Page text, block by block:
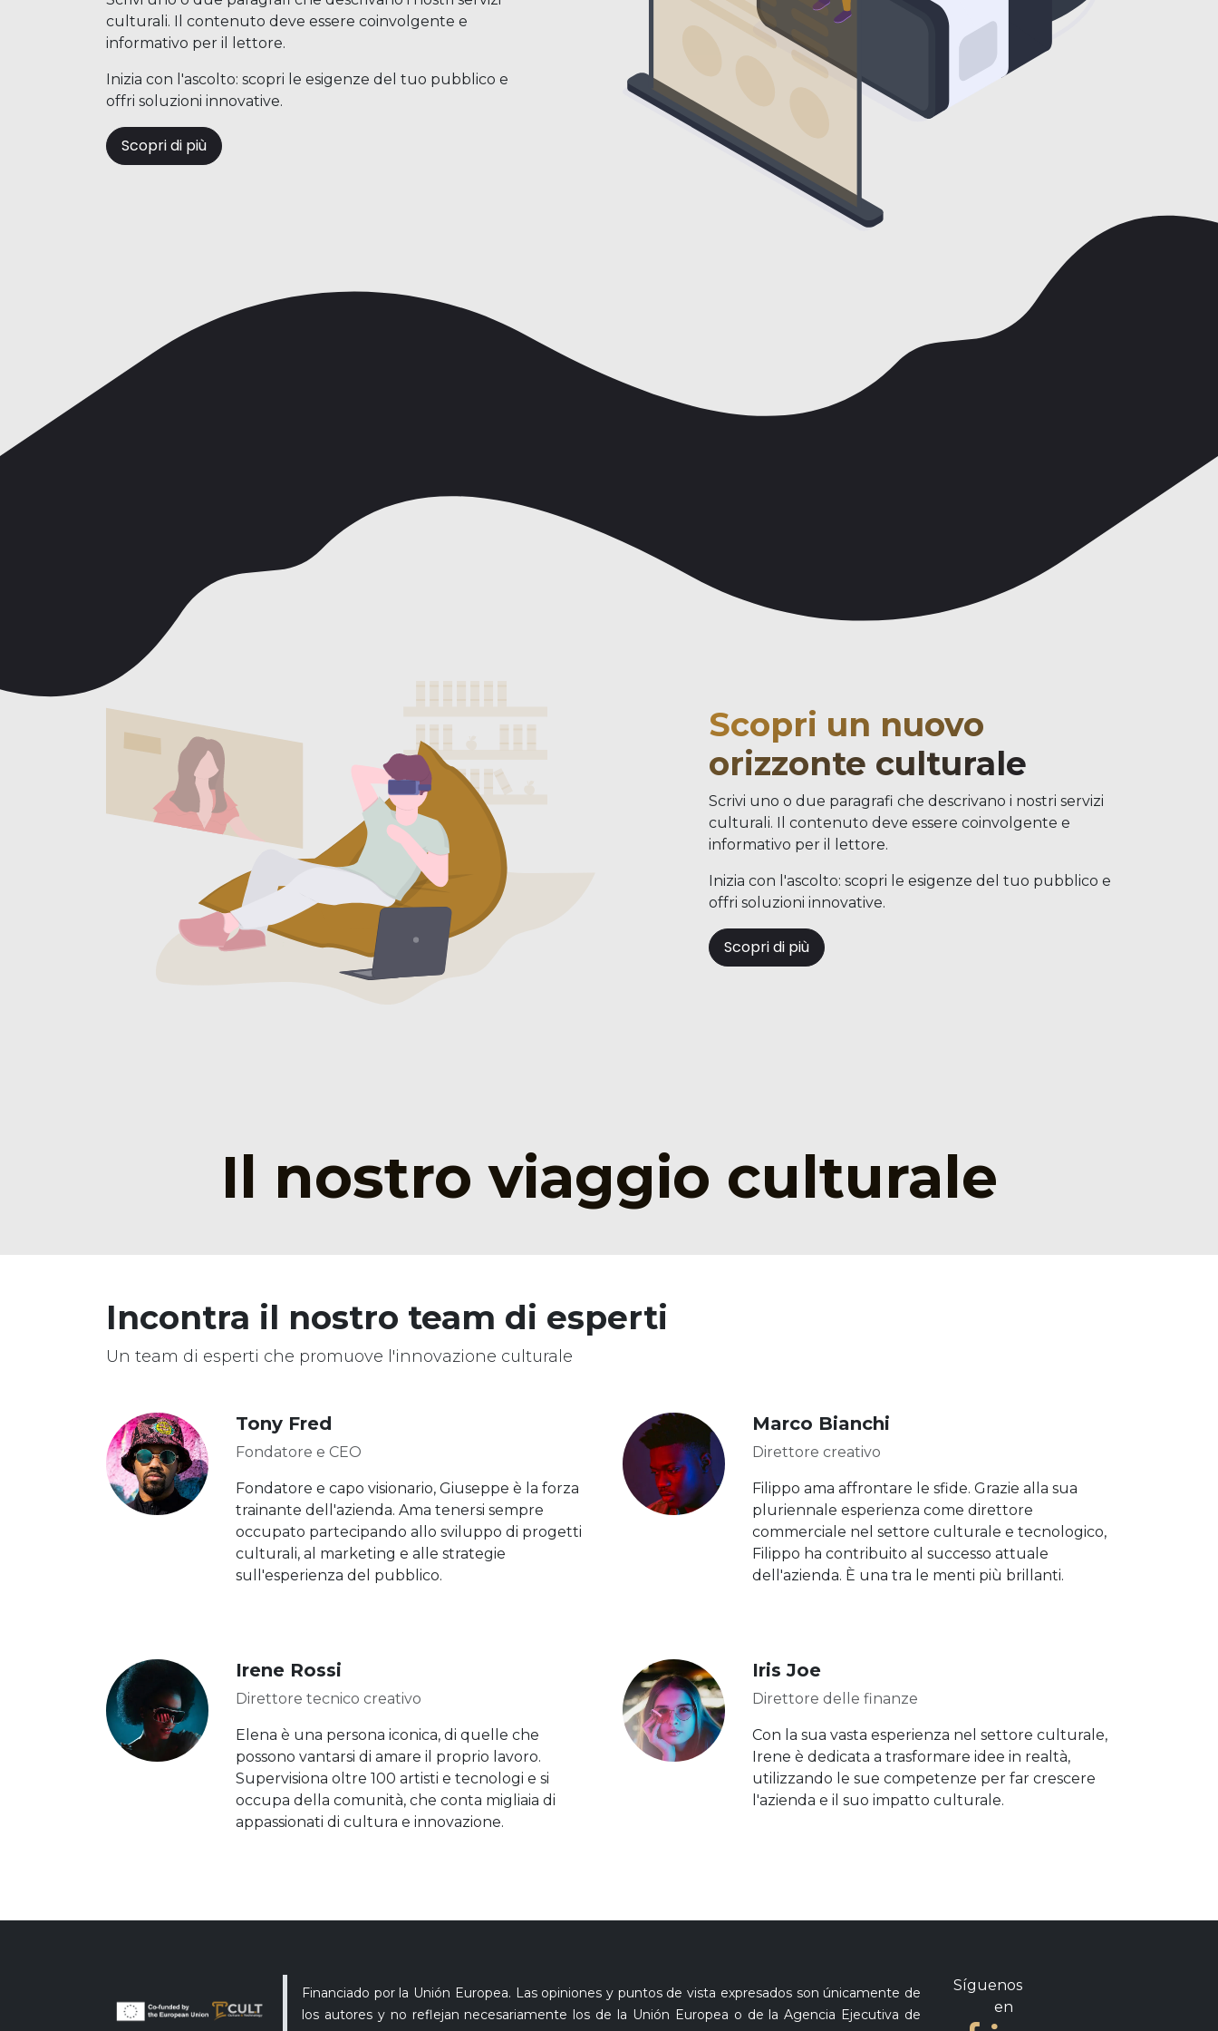
culturali. Il contenuto deve essere coinvolgente e
informativo per il lettore.
Inizia con l'ascolto: scopri le esigenze del tuo pubblico e
offri soluzioni innovative.
Scopri di più
Scopri un nuovo
orizzonte culturale
Scrivi uno o due paragrafi che descrivano i nostri servizi
culturali. Il contenuto deve essere coinvolgente e
informativo per il lettore.
Inizia con l'ascolto: scopri le esigenze del tuo pubblico e
offri soluzioni innovative.
Scopri di più
Il nostro viaggio culturale
Incontra il nostro team di esperti
Un team di esperti che promuove l'innovazione culturale
Tony Fred
Fondatore e CEO
Fondatore e capo visionario, Giuseppe è la forza
trainante dell'azienda. Ama tenersi sempre
occupato partecipando allo sviluppo di progetti
culturali, al marketing e alle strategie
sull'esperienza del pubblico.
Marco Bianchi
Direttore creativo
Filippo ama affrontare le sfide. Grazie alla sua
pluriennale esperienza come direttore
commerciale nel settore culturale e tecnologico,
Filippo ha contribuito al successo attuale
dell'azienda. È una tra le menti più brillanti.
Irene Rossi
Direttore tecnico creativo
Elena è una persona iconica, di quelle che
possono vantarsi di amare il proprio lavoro.
Supervisiona oltre 100 artisti e tecnologi e si
occupa della comunità, che conta migliaia di
appassionati di cultura e innovazione.
Iris Joe
Direttore delle finanze
Con la sua vasta esperienza nel settore culturale,
Irene è dedicata a trasformare idee in realtà,
utilizzando le sue competenze per far crescere
l'azienda e il suo impatto culturale.
Síguenos
en
Financiado por la Unión Europea. Las opiniones y puntos de vista expresados son únicamente de
los autores y no reflejan necesariamente los de la Unión Europea o de la Agencia Ejecutiva de